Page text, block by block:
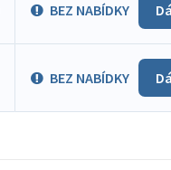
BEZ NABÍDKY
BEZ NABÍDKY